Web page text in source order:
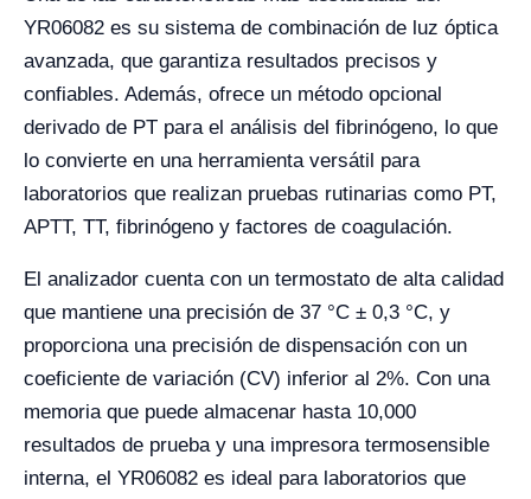
YR06082 es su sistema de combinación de luz óptica
avanzada, que garantiza resultados precisos y
confiables. Además, ofrece un método opcional
derivado de PT para el análisis del fibrinógeno, lo que
lo convierte en una herramienta versátil para
laboratorios que realizan pruebas rutinarias como PT,
APTT, TT, fibrinógeno y factores de coagulación.
El analizador cuenta con un termostato de alta calidad
que mantiene una precisión de 37 °C ± 0,3 °C, y
proporciona una precisión de dispensación con un
coeficiente de variación (CV) inferior al 2%. Con una
memoria que puede almacenar hasta 10,000
resultados de prueba y una impresora termosensible
interna, el YR06082 es ideal para laboratorios que